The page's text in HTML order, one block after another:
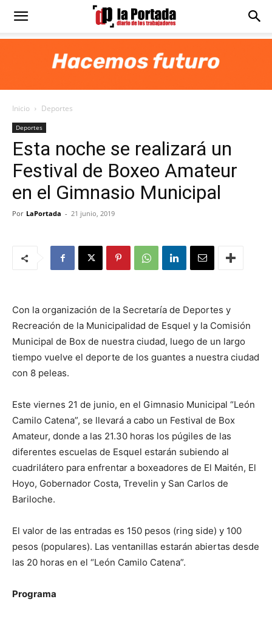
Diario
Portada
Inicio Deportes
Deportes
Esta noche se realizará un
Festival de Boxeo Amateur
en el Gimnasio Municipal
Por LaPortada - 21 junio, 2019
Con la organización de la Secretaría de Deportes y
Recreación de la Municipalidad de Esquel y la Comisión
Municipal de Box de nuestra ciudad, luego de un largo
tiempo vuelve el deporte de los guantes a nuestra ciudad
con 8 peleas.
Este viernes 21 de junio, en el Gimnasio Municipal “León
Camilo Catena”, se llevará a cabo un Festival de Box
Amateur, donde a las 21.30 horas los púgiles de las
diferentes escuelas de Esquel estarán subiendo al
cuadrilátero para enfrentar a boxeadores de El Maitén, El
Hoyo, Gobernador Costa, Trevelin y San Carlos de
Bariloche.
El valor de las entradas es 150 pesos (ring side) y 100
pesos (populares). Las ventanillas estarán abiertas desde
las 20 horas en el “León Camilo Catena”.
Programa